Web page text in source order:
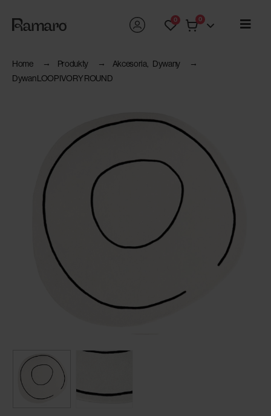
0 0
Home Produkty Akcesoria
Dywany
Dywan LOOP IVORY ROUND